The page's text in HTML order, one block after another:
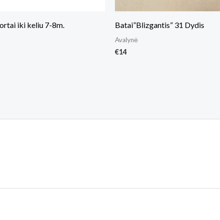
iki keliu 7-8m. Batai”Blizgantis” 31 Dydis
Avalynė
€14